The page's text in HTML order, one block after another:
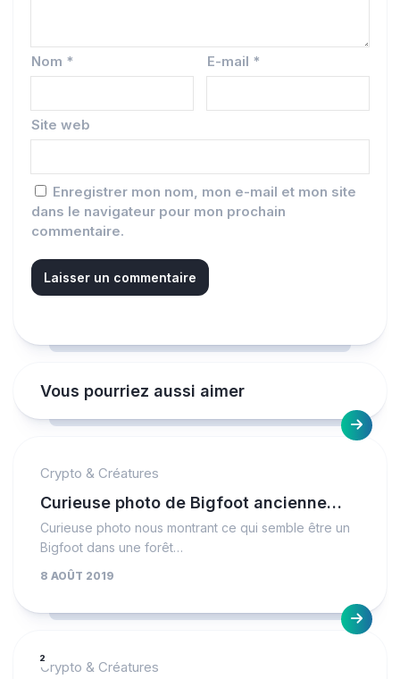
Nom * E-mail *
Site web
Enregistrer mon nom, mon e-mail et mon site
dans le navigateur pour mon prochain
commentaire.
Vous pourriez aussi aimer
Crypto & Créatures
Curieuse photo de Bigfoot ancienne…
Curieuse photo nous montrant ce qui semble être un
Bigfoot dans une forêt…
8 AOÛT 2019
2
Crypto & Créatures